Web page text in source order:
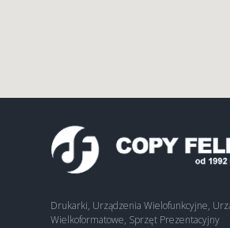
Drukarki, Urządzenia Wielofunkcyjne,
Wielkoformatowe, Sprzęt Prezentacyjny